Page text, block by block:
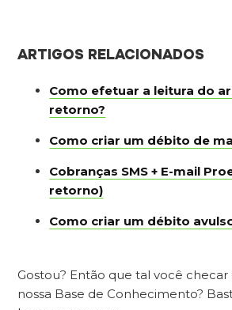
ARTIGOS RELACIONADOS
Como efetuar a leitura do
retorno?
Como criar um débito de
Cobranças SMS + E-mail
retorno)
Como criar um débito
Gostou? Então que tal você
nossa Base de Conhecimento?